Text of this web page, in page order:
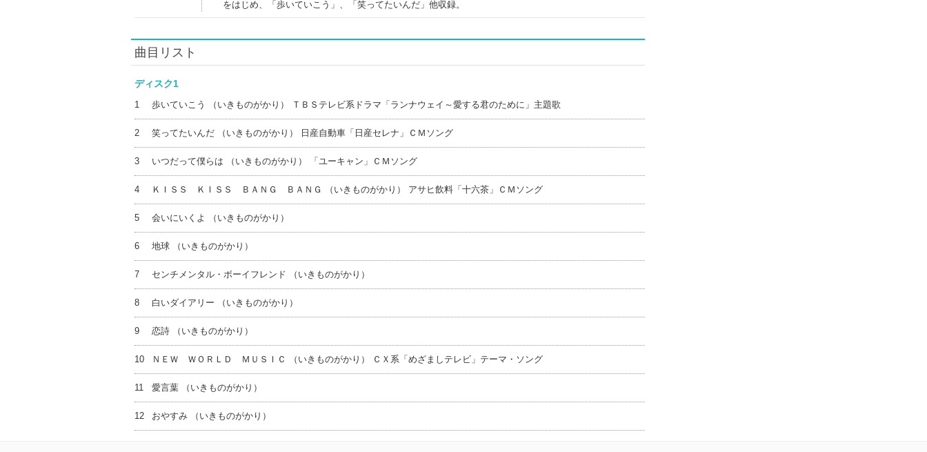
をはじめ、「歩いていこう」、「笑ってたいんだ」他収録。
曲目リスト
ディスク1
1 歩いていこう （いきものがかり） ＴＢＳテレビ系ドラマ「ランナウェイ～愛する君のために」主題歌
2 笑ってたいんだ （いきものがかり） 日産自動車「日産セレナ」ＣＭソング
3 いつだって僕らは （いきものがかり） 「ユーキャン」ＣＭソング
4 ＫＩＳＳ ＫＩＳＳ ＢＡＮＧ ＢＡＮＧ （いきものがかり） アサヒ飲料「十六茶」ＣＭソング
5 会いにいくよ （いきものがかり）
6 地球 （いきものがかり）
7 センチメンタル・ボーイフレンド （いきものがかり）
8 白いダイアリー （いきものがかり）
9 恋詩 （いきものがかり）
10 ＮＥＷ ＷＯＲＬＤ ＭＵＳＩＣ （いきものがかり） ＣＸ系「めざましテレビ」テーマ・ソング
11 愛言葉 （いきものがかり）
12 おやすみ （いきものがかり）